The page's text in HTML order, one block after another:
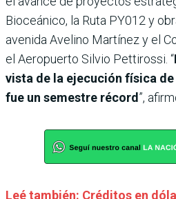
Bioceánico, la Ruta PY012 y
avenida Avelino Martínez y el
el Aeropuerto Silvio Pettirossi. “
vista de la ejecución física
fue un semestre récord”,
Leé también: Créditos en